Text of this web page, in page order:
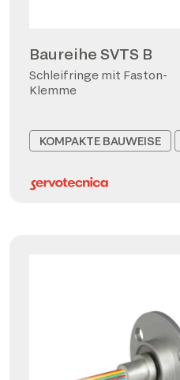
Baureihe SVTS B
Schleifringe mit Faston-
Klemme
KOMPAKTE BAUWEISE